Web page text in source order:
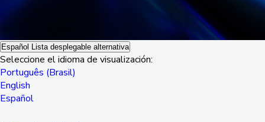
Español Lista desplegable alternativa
Seleccione el idioma de visualización:
Português (Brasil)
English
Español